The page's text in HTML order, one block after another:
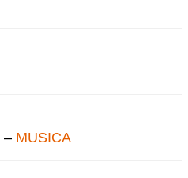
– MUSICA